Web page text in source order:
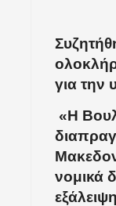
για την
«Η
νομικά